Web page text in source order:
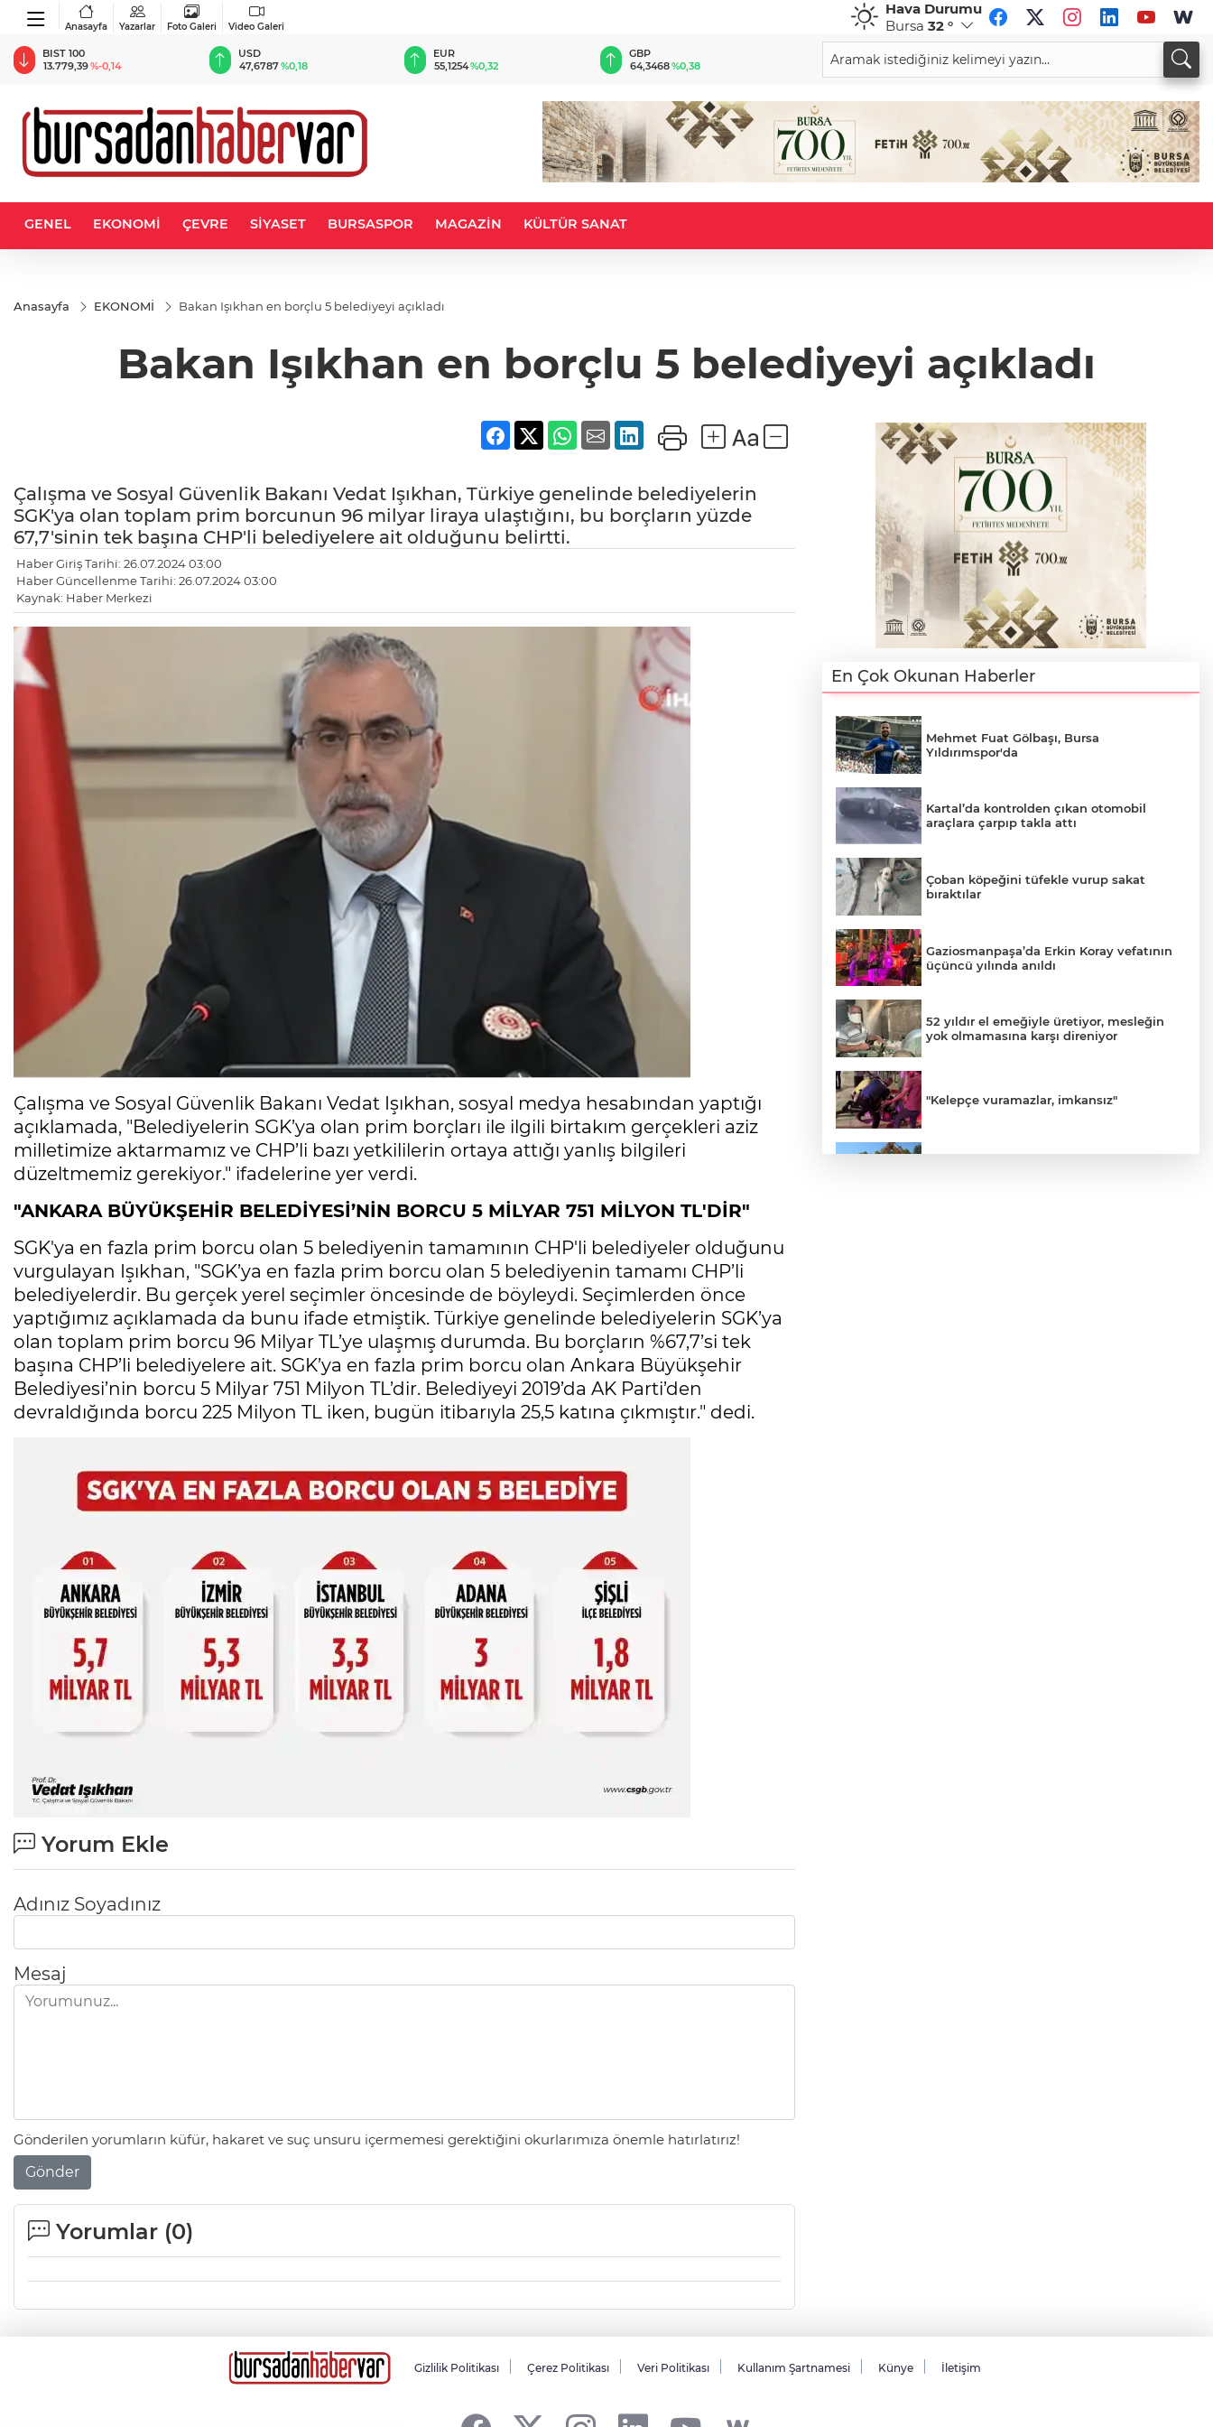
Anasayfa Yazarlar Foto Galeri Video Galeri
Hava Durumu
Bursa 32 °
BIST 100
13.779,39%-0,14
USD
47,6787%0,18
EUR
55,1254%0,32
GBP
64,3468%0,38
CHF
59,0083%0,82
34,1883
GENEL EKONOMİ ÇEVRE SİYASET BURSASPOR MAGAZİN KÜLTÜR SANAT
Anasayfa EKONOMİ Bakan Işıkhan en borçlu 5 belediyeyi açıkladı
Bakan Işıkhan en borçlu 5 belediyeyi açıkladı
Çalışma ve Sosyal Güvenlik Bakanı Vedat Işıkhan, Türkiye genelinde belediyelerin
SGK'ya olan toplam prim borcunun 96 milyar liraya ulaştığını, bu borçların yüzde
67,7'sinin tek başına CHP'li belediyelere ait olduğunu belirtti.
Haber Giriş Tarihi: 26.07.2024 03:00
Haber Güncellenme Tarihi: 26.07.2024 03:00
Kaynak: Haber Merkezi
Çalışma ve Sosyal Güvenlik Bakanı Vedat Işıkhan, sosyal medya hesabından yaptığı
açıklamada, "Belediyelerin SGK’ya olan prim borçları ile ilgili birtakım gerçekleri aziz
milletimize aktarmamız ve CHP’li bazı yetkililerin ortaya attığı yanlış bilgileri
düzeltmemiz gerekiyor." ifadelerine yer verdi.
"ANKARA BÜYÜKŞEHİR BELEDİYESİ’NİN BORCU 5 MİLYAR 751 MİLYON TL'DİR"
SGK'ya en fazla prim borcu olan 5 belediyenin tamamının CHP'li belediyeler olduğunu
vurgulayan Işıkhan, "SGK’ya en fazla prim borcu olan 5 belediyenin tamamı CHP’li
belediyelerdir. Bu gerçek yerel seçimler öncesinde de böyleydi. Seçimlerden önce
yaptığımız açıklamada da bunu ifade etmiştik. Türkiye genelinde belediyelerin SGK’ya
olan toplam prim borcu 96 Milyar TL’ye ulaşmış durumda. Bu borçların %67,7’si tek
başına CHP’li belediyelere ait. SGK’ya en fazla prim borcu olan Ankara Büyükşehir
Belediyesi’nin borcu 5 Milyar 751 Milyon TL’dir. Belediyeyi 2019’da AK Parti’den
devraldığında borcu 225 Milyon TL iken, bugün itibarıyla 25,5 katına çıkmıştır." dedi.
Yorum Ekle
Adınız Soyadınız
Mesaj
Gönderilen yorumların küfür, hakaret ve suç unsuru içermemesi gerektiğini okurlarımıza önemle hatırlatırız!
Gönder
Yorumlar (0)
En Çok Okunan Haberler
Mehmet Fuat Gölbaşı, Bursa
Yıldırımspor'da
Kartal’da kontrolden çıkan otomobil
araçlara çarpıp takla attı
Çoban köpeğini tüfekle vurup sakat
bıraktılar
Gaziosmanpaşa’da Erkin Koray vefatının
üçüncü yılında anıldı
52 yıldır el emeğiyle üretiyor, mesleğin
yok olmamasına karşı direniyor
"Kelepçe vuramazlar, imkansız"
Gizlilik Politikası Çerez Politikası Veri Politikası Kullanım Şartnamesi Künye İletişim